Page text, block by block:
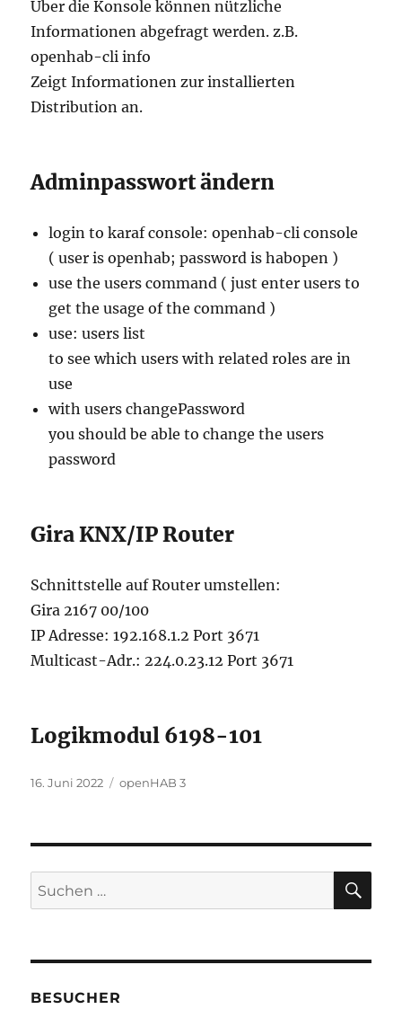
Über die Konsole können nützliche
Informationen abgefragt werden. z.B.
openhab-cli info
Zeigt Informationen zur installierten
Distribution an.
Adminpasswort ändern
login to karaf console: openhab-cli console
( user is openhab; password is habopen )
use the users command ( just enter users to
get the usage of the command )
use: users list
to see which users with related roles are in
use
with users changePassword
you should be able to change the users
password
Gira KNX/IP Router
Schnittstelle auf Router umstellen:
Gira 2167 00/100
IP Adresse: 192.168.1.2 Port 3671
Multicast-Adr.: 224.0.23.12 Port 3671
Logikmodul 6198-101
Veröffentlicht
16. Juni 2022 Kategorien
openHAB 3
Suche
nach:
BESUCHER